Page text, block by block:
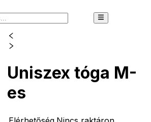
Uniszex tóga M-
es